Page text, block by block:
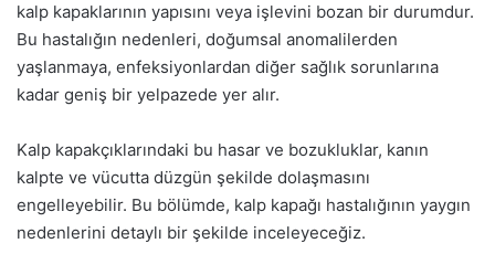
kalp kapaklarının yapısını veya işlevini bozan bir durumdur.
Bu hastalığın nedenleri, doğumsal anomalilerden
yaşlanmaya, enfeksiyonlardan diğer sağlık sorunlarına
kadar geniş bir yelpazede yer alır.
Kalp kapakçıklarındaki bu hasar ve bozukluklar, kanın
kalpte ve vücutta düzgün şekilde dolaşmasını
engelleyebilir. Bu bölümde, kalp kapağı hastalığının yaygın
nedenlerini detaylı bir şekilde inceleyeceğiz.